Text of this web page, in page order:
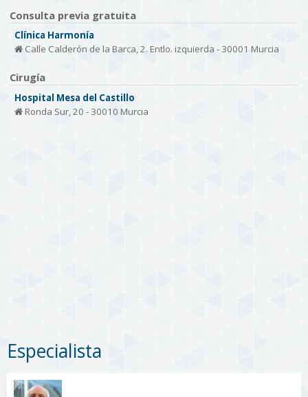
Consulta previa gratuita
Clínica Harmonía
Calle Calderón de la Barca, 2. Entlo. izquierda - 30001 Murcia
Cirugía
Hospital Mesa del Castillo
Ronda Sur, 20 - 30010 Murcia
Especialista